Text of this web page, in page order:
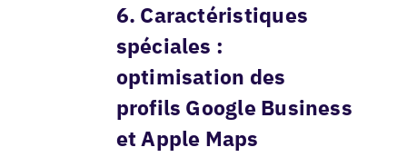
6. Caractéristiques
spéciales :
optimisation des
profils Google Business
et Apple Maps